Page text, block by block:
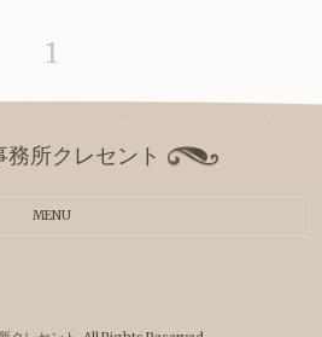
1
務所クレセント
MENU